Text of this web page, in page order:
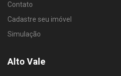
Contato
Cadastre seu imóvel
Simulação
Alto Vale